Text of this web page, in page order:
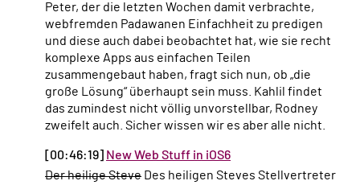
Peter, der die letzten Wochen damit verbrachte,
webfremden Padawanen Einfachheit zu predigen
und diese auch dabei beobachtet hat, wie sie recht
komplexe Apps aus einfachen Teilen
zusammengebaut haben, fragt sich nun, ob „die
große Lösung“ überhaupt sein muss. Kahlil findet
das zumindest nicht völlig unvorstellbar, Rodney
zweifelt auch. Sicher wissen wir es aber alle nicht.
[00:46:19] New Web Stuff in iOS6
Der heilige Steve Des heiligen Steves Stellvertreter